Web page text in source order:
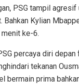
PSG tampil agresif
Bahkan Kylian
ke-6.
percaya diri depan
tekanan
bermain prima